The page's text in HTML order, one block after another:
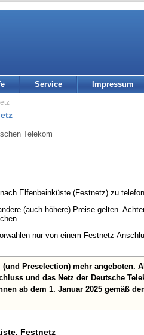
Service Impressum
Telekom
Elfenbeinküste (Festnetz) zu
(auch höhere) Preise gelten.
nur von einem Festnetz-
(und Preselection) mehr angeboten.
und das Netz der Deutsche
ab dem 1. Januar 2025 gemäß
Festnetz